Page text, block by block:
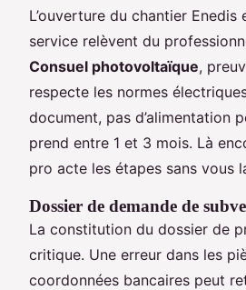
L’ouverture du chantier Enedis
service relèvent du
Consuel photovoltaïque,
respecte les normes
document, pas d’alimentation
prend entre 1 et 3 mois. Là
pro acte les étapes sans vous
Dossier de demande de
La constitution du dossier de
critique. Une erreur dans les
coordonnées bancaires peut